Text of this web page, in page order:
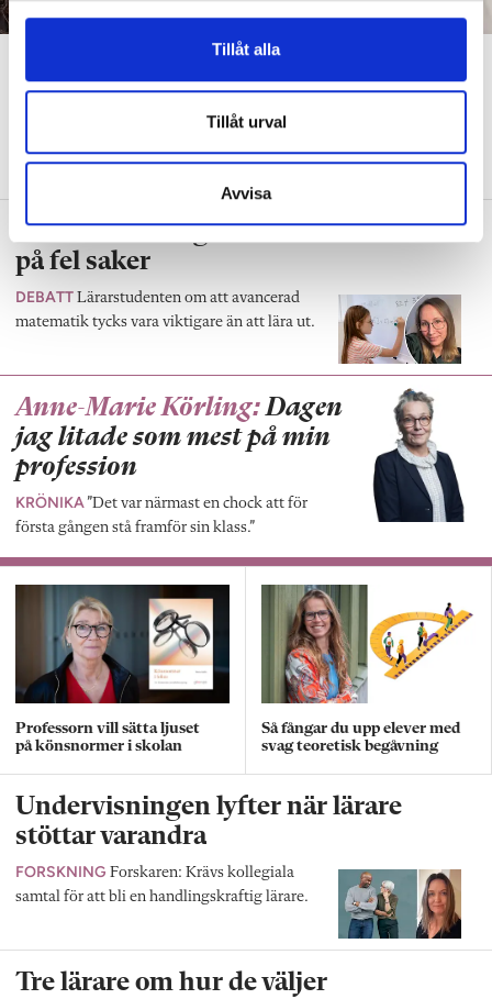
l
Tillåt alla
Tillåt urval
Avvisa
Så tränar hon sina elevers
uthållighet
sitt inre driv.”
Lärarutbildningen i matte fokuserar
på fel saker
DEBATT Lärarstudenten om att avancerad
matematik tycks vara viktigare än att lära ut.
Anne-Marie Körling:Dagen
jag litade som mest på min
profession
KRÖNIKA ”Det var närmast en chock att för
första gången stå framför sin klass.”
Professorn vill sätta ljuset
på könsnormer i skolan
Så fångar du upp elever med
svag teoretisk begåvning
Undervisningen lyfter när lärare
stöttar varandra
FORSKNING Forskaren: Krävs kollegiala
samtal för att bli en handlingskraftig lärare.
Tre lärare om hur de väljer